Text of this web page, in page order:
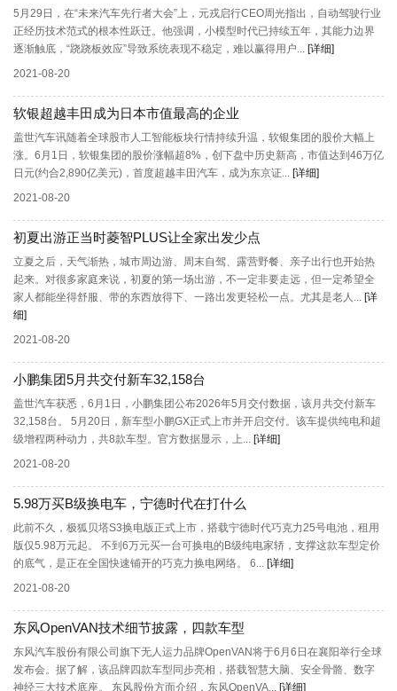
5月29日，在“未来汽车先行者大会”上，元戎启行CEO周光指出，自动驾驶行业
正经历技术范式的根本性跃迁。他强调，小模型时代已持续五年，其能力边界
逐渐触底，“跷跷板效应”导致系统表现不稳定，难以赢得用户... [详细]
2021-08-20
软银超越丰田成为日本市值最高的企业
盖世汽车讯随着全球股市人工智能板块行情持续升温，软银集团的股价大幅上
涨。6月1日，软银集团的股价涨幅超8%，创下盘中历史新高，市值达到46万亿
日元(约合2,890亿美元)，首度超越丰田汽车，成为东京证... [详细]
2021-08-20
初夏出游正当时菱智PLUS让全家出发少点
立夏之后，天气渐热，城市周边游、周末自驾、露营野餐、亲子出行也开始热
起来。对很多家庭来说，初夏的第一场出游，不一定非要走远，但一定希望全
家人都能坐得舒服、带的东西放得下、一路出发更轻松一点。尤其是老人... [详
细]
2021-08-20
小鹏集团5月共交付新车32,158台
盖世汽车获悉，6月1日，小鹏集团公布2026年5月交付数据，该月共交付新车
32,158台。 5月20日，新车型小鹏GX正式上市并开启交付。该车提供纯电和超
级增程两种动力，共8款车型。官方数据显示，上... [详细]
2021-08-20
5.98万买B级换电车，宁德时代在打什么
此前不久，极狐贝塔S3换电版正式上市，搭载宁德时代巧克力25号电池，租用
版仅5.98万元起。 不到6万元买一台可换电的B级纯电家轿，支撑这款车型定价
的底气，是正在全国快速铺开的巧克力换电网络。 6... [详细]
2021-08-20
东风OpenVAN技术细节披露，四款车型
东风汽车股份有限公司旗下无人运力品牌OpenVAN将于6月6日在襄阳举行全球
发布会。据了解，该品牌四款车型同步亮相，搭载智慧大脑、安全骨骼、数字
神经三大技术底座。 东风股份方面介绍，东风OpenVA... [详细]